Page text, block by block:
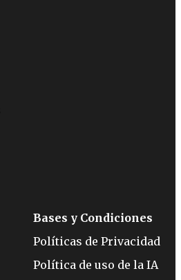
Bases y Condiciones
Políticas de Privacidad
Política de uso de la IA